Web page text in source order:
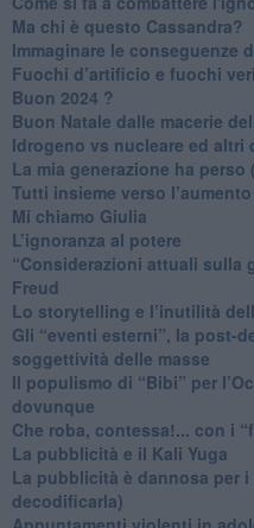
Ma chi è questo Cassandra?
Immaginare le conseguenze
​Fuochi d’artificio e fuochi
Buon 2024 ?
​Buon Natale dalle macerie
​Idrogeno vs nucleare ed altri
​La mia generazione ha perso
​Tutti insieme verso
Mi chiamo Giulia
L’ignoranza al potere
​“Considerazioni attuali sulla
Freud
​Lo storytelling e l’inutilità
​Gli “eventi esterni”, la post-
soggettività delle masse
​Il populismo di “Bibi” per
dovunque
​Che roba, contessa!... con i
La pubblicità e il Kali Yuga
​La pubblicità è dannosa per
decodificarla)